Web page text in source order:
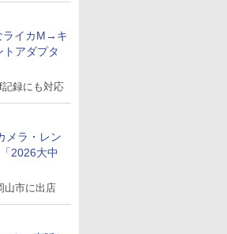
ライカM→キ
トアダプタ
録にも対応
メラ・レン
2026大中
山市に出店